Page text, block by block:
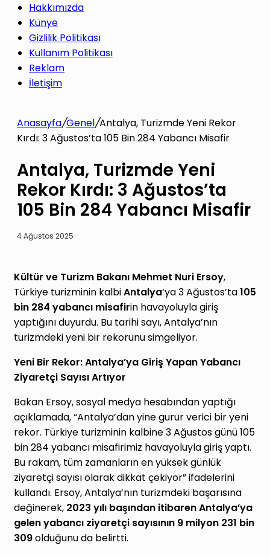
Hakkımızda
Künye
Gizlilik Politikası
Kullanım Politikası
Reklam
İletişim
Anasayfa/Genel/Antalya, Turizmde Yeni Rekor
Kırdı: 3 Ağustos’ta 105 Bin 284 Yabancı Misafir
Antalya, Turizmde Yeni
Rekor Kırdı: 3 Ağustos’ta
105 Bin 284 Yabancı Misafir
4 Ağustos 2025
Kültür ve Turizm Bakanı Mehmet Nuri Ersoy,
Türkiye turizminin kalbiAntalya‘ya 3 Ağustos’ta105
bin 284 yabancı misafirin havayoluyla giriş
yaptığını duyurdu. Bu tarihi sayı, Antalya’nın
turizmdeki yeni bir rekorunu simgeliyor.
Yeni Bir Rekor: Antalya’ya Giriş Yapan Yabancı
Ziyaretçi Sayısı Artıyor
Bakan Ersoy, sosyal medya hesabından yaptığı
açıklamada, “Antalya’dan yine gurur verici bir yeni
rekor. Türkiye turizminin kalbine 3 Ağustos günü 105
bin 284 yabancı misafirimiz havayoluyla giriş yaptı.
Bu rakam, tüm zamanların en yüksek günlük
ziyaretçi sayısı olarak dikkat çekiyor” ifadelerini
kullandı. Ersoy, Antalya’nın turizmdeki başarısına
değinerek, 2023 yılı başından itibaren Antalya’ya
gelen yabancı ziyaretçi sayısının 9 milyon 231 bin
309olduğunu da belirtti.